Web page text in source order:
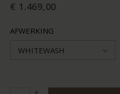
€ 1.469,00
AFWERKING
WHITEWASH